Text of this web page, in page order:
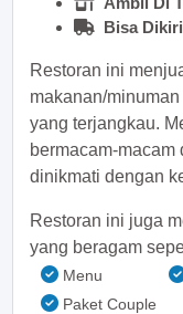
Bisa
Restoran ini
makanan/minuman
yang terjangkau.
bermacam-
dinikmati dengan
Restoran ini juga
yang beragam
Menu
Paket Couple